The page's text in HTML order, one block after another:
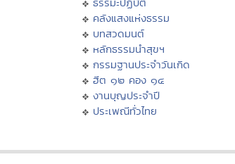
คลังแสงแห่งธรรม
บทสวดมนต์
หลักธรรมนำสุขฯ
กรรมฐานประจำวันเกิด
ฮีต ๑๒ คอง ๑๔
งานบุญประจำปี
ประเพณีทั่วไทย